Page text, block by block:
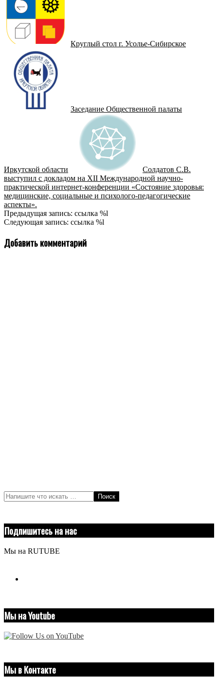
Круглый стол г. Усолье-Сибирское
Заседание Общественной палаты
Иркутской области
Солдатов С.В.
выступил с докладом на XII Международной научно-
практической интернет-конференции «Состояние здоровья:
медицинские, социальные и психолого-педагогические
аспекты».
2022-
11-
Предыдущая запись: ссылка %l
Следующая запись: ссылка %l
Добавить комментарий
Поиск
Подпишитесь на нас
Мы на RUTUBE
Мы на Youtube
Мы в Контакте